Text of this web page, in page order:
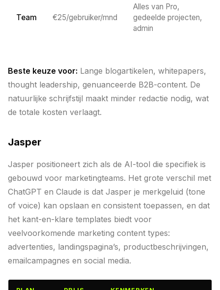
Team €25/gebruiker/mnd
Alles van Pro,
gedeelde projecten,
admin
Beste keuze voor: Lange blogartikelen, whitepapers,
thought leadership, genuanceerde B2B-content. De
natuurlijke schrijfstijl maakt minder redactie nodig, wat
de totale kosten verlaagt.
Jasper
Jasper positioneert zich als de AI-tool die specifiek is
gebouwd voor marketingteams. Het grote verschil met
ChatGPT en Claude is dat Jasper je merkgeluid (tone
of voice) kan opslaan en consistent toepassen, en dat
het kant-en-klare templates biedt voor
veelvoorkomende marketing content types:
advertenties, landingspagina’s, productbeschrijvingen,
emailcampagnes en social media.